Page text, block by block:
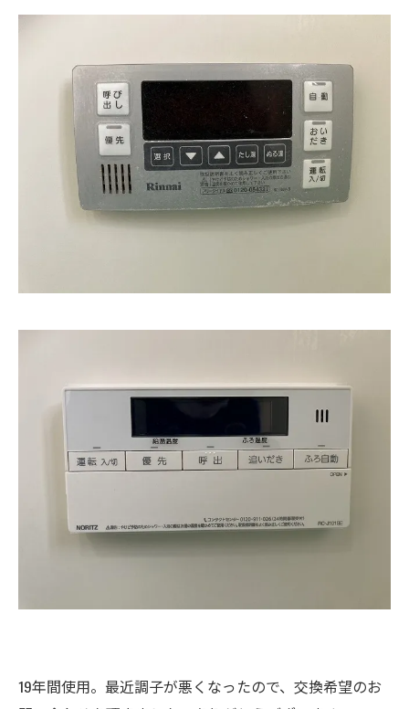
19年間使用。最近調子が悪くなったので、交換希望のお